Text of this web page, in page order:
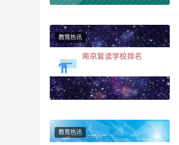
教育热讯
教育热讯